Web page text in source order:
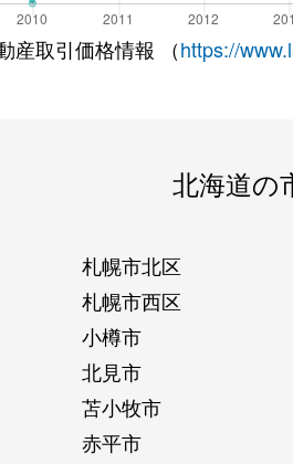
産取引価格情報 （https://
北海道の
札幌市北区
札幌市西区
小樽市
北見市
苫小牧市
赤平市